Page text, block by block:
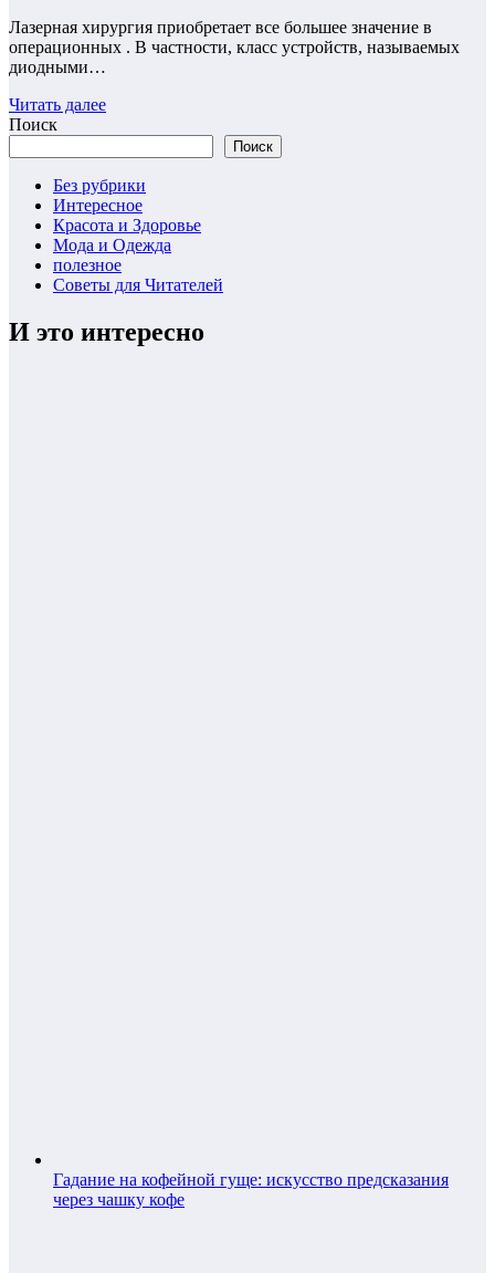
Лазерная хирургия приобретает все большее значение в
операционных . В частности, класс устройств, называемых
диодными…
Читать далее
Поиск
Поиск
Без рубрики
Интересное
Красота и Здоровье
Мода и Одежда
полезное
Советы для Читателей
И это интересно
Гадание на кофейной гуще: искусство предсказания
через чашку кофе